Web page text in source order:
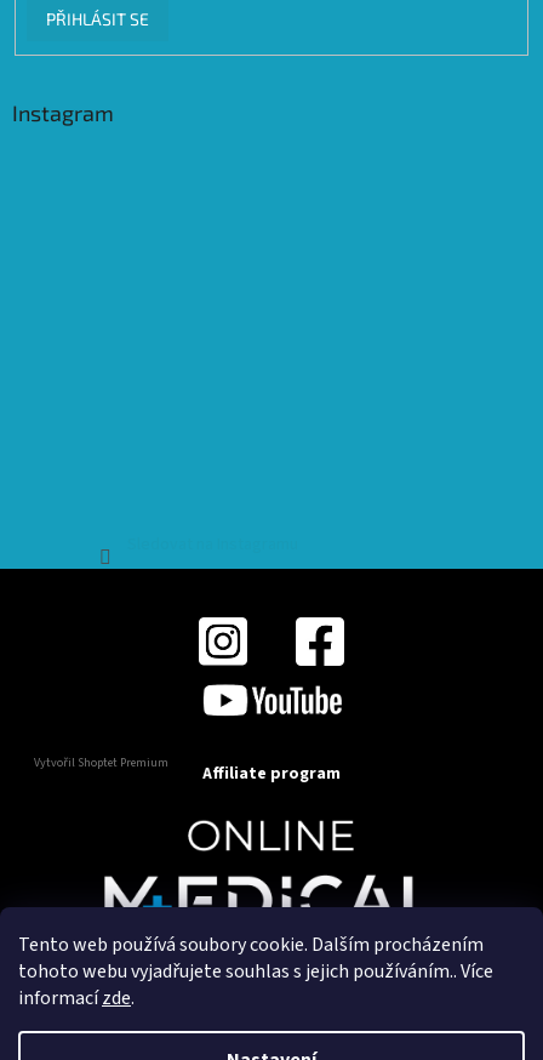
Tento web používá soubory cookie. Dalším procházením
tohoto webu vyjadřujete souhlas s jejich používáním.. Více
informacízde.
PŘIHLÁSIT SE
Instagram
Vytvořil Shoptet Premium Affiliate program
Copyright 2025OnlineMedical.cz. Všechna práva
Vytvořil a marketingově zajišťuje